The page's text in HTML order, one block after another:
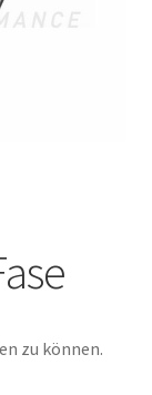
zu können.